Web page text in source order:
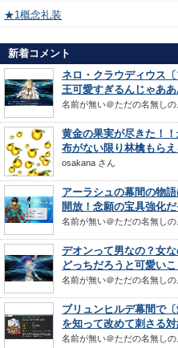
★1概念礼装
新着コメント
ネロ・クラウディウス
王可愛すぎるんじゃあ
名前が無い＠ただの名無し
黄金の果実が尽きた！
布がない限り林檎もら
osakana さん
アーラシュの幕間の物
開放！念願の宝具強化だ
名前が無い＠ただの名無し
デオンって男なの？女
どっちだろうと可愛い
名前が無い＠ただの名無し
ブリュンヒルデ幕間で
を知って改めて刺さる
名前が無い＠ただの名無し